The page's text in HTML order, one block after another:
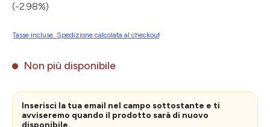
(-2.98%)
Tasse incluse. Spedizione calcolata al checkout
Non più disponibile
Inserisci la tua email nel campo sottostante e ti
avviseremo quando il prodotto sarà di nuovo
disponibile.